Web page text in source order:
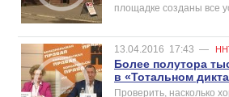
площадке созданы все
13.04.2016 17:43 —
Более полутора
в «Тотальном
Проверить, насколько